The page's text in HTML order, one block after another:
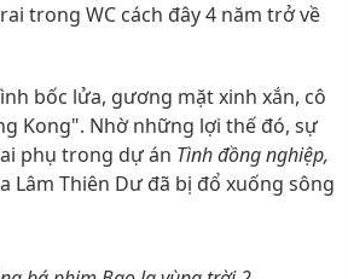
trong WC cách đây 4 năm trở về
bốc lửa, gương mặt xinh xắn, cô
Kong". Nhờ những lợi thế đó, sự
phụ trong dự án Tình đồng nghiệp,
Lâm Thiên Dư đã bị đổ xuống sông